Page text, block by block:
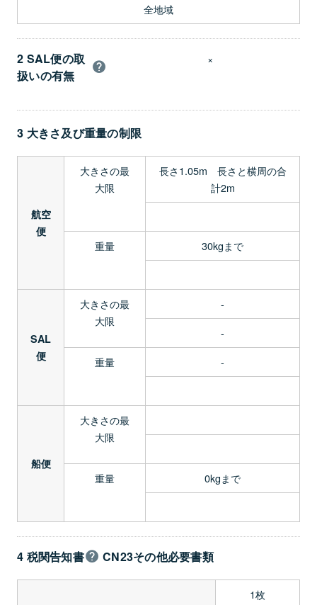
全地域
2 SAL便の取
扱いの有無
×
3 大きさ及び重量の制限
航空
便
大きさの最
大限
長さ1.05m 長さと横周の合
計2m
重量 30kgまで
SAL
便
大きさの最
大限
-
-
重量
-
船便
大きさの最
大限
重量 0kgまで
4 税関告知書 CN23その他必要書類
1枚